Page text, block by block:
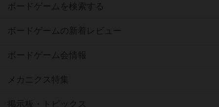
ボードゲームを検索する
ボードゲームの新着レビュー
ボードゲーム会情報
メカニクス特集
掲示板・トピックス